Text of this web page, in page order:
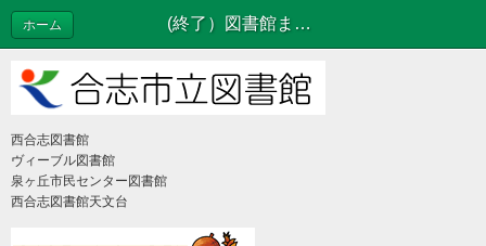
(終了）図書館まつり開催のお知らせ | お知らせ
ホーム
西合志図書館
ヴィーブル図書館
泉ヶ丘市民センター図書館
西合志図書館天文台